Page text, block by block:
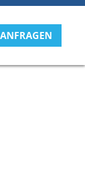
ANFRAGEN